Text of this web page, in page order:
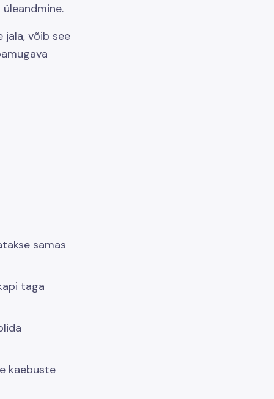
võib see
samas
taga
kaebuste